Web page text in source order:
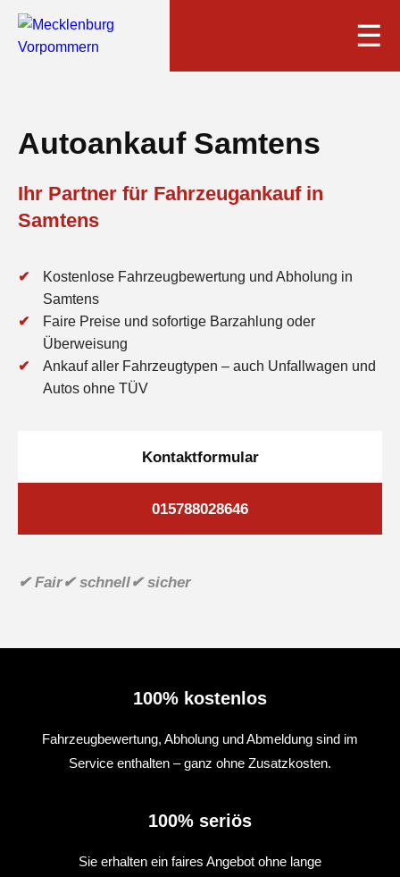
☰
Autoankauf Samtens
Ihr Partner für Fahrzeugankauf in
Samtens
Kostenlose Fahrzeugbewertung und Abholung in
Samtens
Faire Preise und sofortige Barzahlung oder
Überweisung
Ankauf aller Fahrzeugtypen – auch Unfallwagen und
Autos ohne TÜV
Kontaktformular
015788028646
✔ Fair✔ schnell✔ sicher
100% kostenlos
Fahrzeugbewertung, Abholung und Abmeldung sind im
Service enthalten – ganz ohne Zusatzkosten.
100% seriös
Sie erhalten ein faires Angebot ohne lange